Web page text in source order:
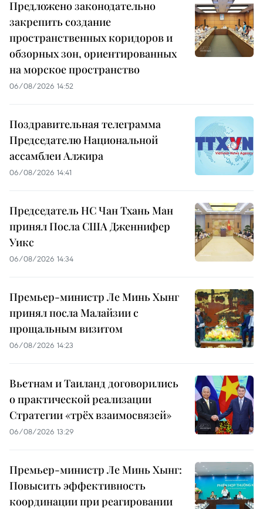
Предложено законодательно
закрепить создание
пространственных коридоров и
обзорных зон, ориентированных
на морское пространство
06/08/2026 14:52
Поздравительная телеграмма
Председателю Национальной
ассамблеи Алжира
06/08/2026 14:41
Председатель НС Чан Тхань Ман
принял Посла США Дженнифер
Уикс
06/08/2026 14:34
Премьер-министр Ле Минь Хынг
принял посла Малайзии с
прощальным визитом
06/08/2026 14:23
Вьетнам и Таиланд договорились
о практической реализации
Стратегии «трёх взаимосвязей»
06/08/2026 13:29
Премьер-министр Ле Минь Хынг:
Повысить эффективность
координации при реагировании